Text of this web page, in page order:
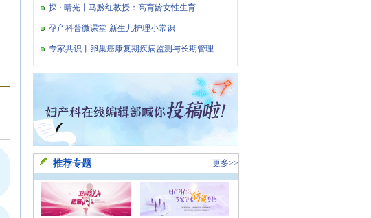
探 · 晴光丨马黔红教授：高育龄女性生育...
孕产科普微课堂-新生儿护理小常识
专家共识丨卵巢癌康复期疾病监测与长期管理...
推荐专题 更多>>